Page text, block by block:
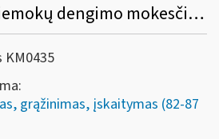
Mokestinių nepriemokų dengimo mokesčių permokų ir / ar mokesčio skirtumo sąskaitose esančiomis sumomis tvarka
KM0435
grąžinimas, įskaitymas (82-87